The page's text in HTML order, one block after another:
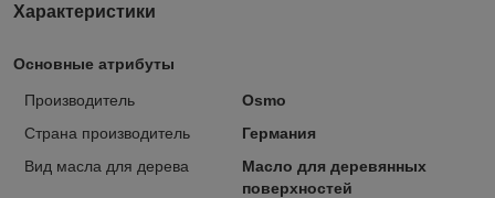
Характеристики
Основные атрибуты
Производитель
Osmo
Страна производитель
Германия
Вид масла для дерева
Масло для деревянных
поверхностей